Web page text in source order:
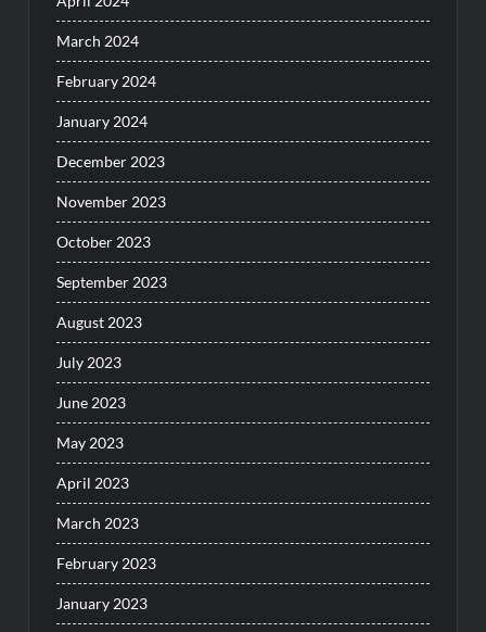
March 2024
February 2024
January 2024
December 2023
November 2023
October 2023
September 2023
August 2023
July 2023
June 2023
May 2023
April 2023
March 2023
February 2023
January 2023